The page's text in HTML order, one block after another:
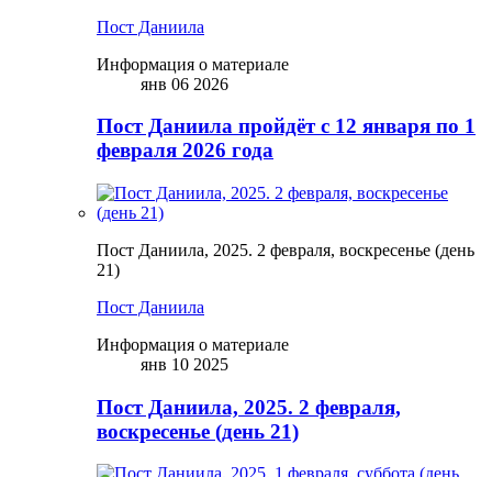
Пост Даниила
Информация о материале
янв 06 2026
Пост Даниила пройдёт с 12 января по 1
февраля 2026 года
Пост Даниила, 2025. 2 февраля, воскресенье (день
21)
Пост Даниила
Информация о материале
янв 10 2025
Пост Даниила, 2025. 2 февраля,
воскресенье (день 21)